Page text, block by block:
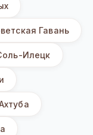
Гавань
Илецк